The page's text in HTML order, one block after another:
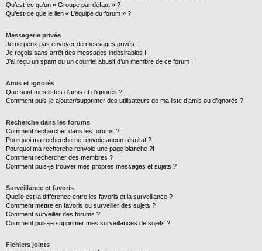
Qu’est-ce qu’un « Groupe par défaut » ?
Qu’est-ce que le lien « L’équipe du forum » ?
Messagerie privée
Je ne peux pas envoyer de messages privés !
Je reçois sans arrêt des messages indésirables !
J’ai reçu un spam ou un courriel abusif d’un membre de ce forum !
Amis et ignorés
Que sont mes listes d’amis et d’ignorés ?
Comment puis-je ajouter/supprimer des utilisateurs de ma liste d’amis ou d’ignorés ?
Recherche dans les forums
Comment rechercher dans les forums ?
Pourquoi ma recherche ne renvoie aucun résultat ?
Pourquoi ma recherche renvoie une page blanche ?!
Comment rechercher des membres ?
Comment puis-je trouver mes propres messages et sujets ?
Surveillance et favoris
Quelle est la différence entre les favoris et la surveillance ?
Comment mettre en favoris ou surveiller des sujets ?
Comment surveiller des forums ?
Comment puis-je supprimer mes surveillances de sujets ?
Fichiers joints